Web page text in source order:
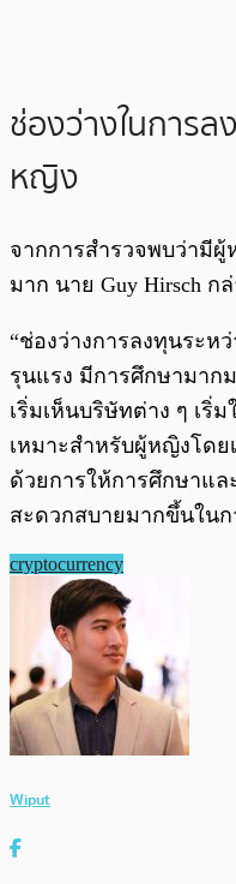
ช่องว่างในการล
หญิง
จากการสำรวจพบว่ามี
มาก นาย Guy Hirsch ก
“ช่องว่างการลงทุนระห
รุนแรง มีการศึกษามาก
เริ่มเห็นบริษัทต่าง ๆ เริ่
เหมาะสำหรับผู้หญิงโดย
ด้วยการให้การศึกษาแ
สะดวกสบายมากขึ้นใน
cryptocurrency
Wiput